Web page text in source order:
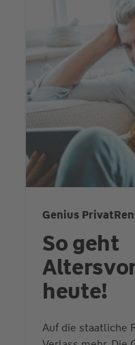
Genius
So geht
heute!
Auf die staatliche